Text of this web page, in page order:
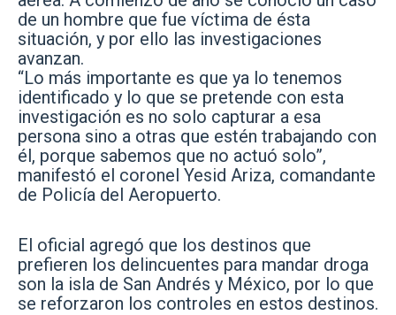
de un hombre que fue víctima de ésta
situación, y por ello las investigaciones
avanzan.
“Lo más importante es que ya lo tenemos
identificado y lo que se pretende con esta
investigación es no solo capturar a esa
persona sino a otras que estén trabajando con
él, porque sabemos que no actuó solo”,
manifestó el coronel Yesid Ariza, comandante
de Policía del Aeropuerto.
El oficial agregó que los destinos que
prefieren los delincuentes para mandar droga
son la isla de San Andrés y México, por lo que
se reforzaron los controles en estos destinos.